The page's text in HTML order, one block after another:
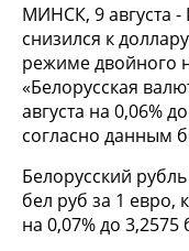
МИНСК, 9 августа
снизился к
режиме двойного
«Белорусская
августа на 0,06%
согласно данным
Белорусский
бел руб за 1 евро,
на 0,07% до 3,2575